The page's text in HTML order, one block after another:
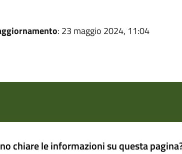
: 23 maggio 2024, 11:04
chiare le informazioni su questa